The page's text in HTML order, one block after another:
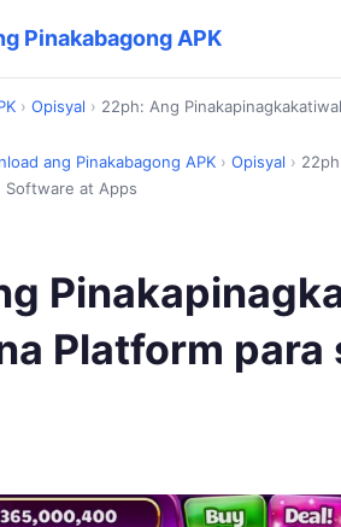
Pinakabagong APK
› Opisyal › 22ph: Ang
ang Pinakabagong APK › Opisyal ›
Software at Apps
Platform